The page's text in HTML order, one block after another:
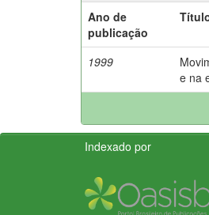
Ano de
publicação
1999
e na
Indexado por